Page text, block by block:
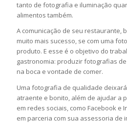
tanto de fotografia e iluminação
alimentos também.
A comunicação de seu restaurante,
muito mais sucesso, se com uma
produto. E esse é o objetivo do
gastronomia: produzir fotografias
na boca e vontade de comer.
Uma fotografia de qualidade
atraente e bonito, além de ajudar a
em redes sociais, como Facebook e
em parceria com sua assessoria de